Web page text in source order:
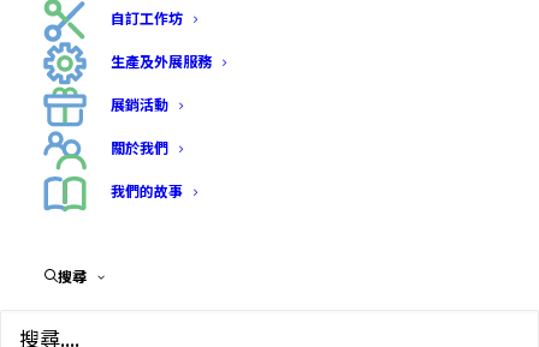
自訂工作坊
生產及外展服務
展銷活動
關於我們
我們的故事
搜尋